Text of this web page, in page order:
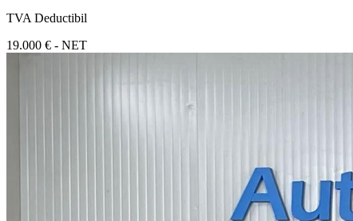
TVA Deductibil
19.000 € - NET